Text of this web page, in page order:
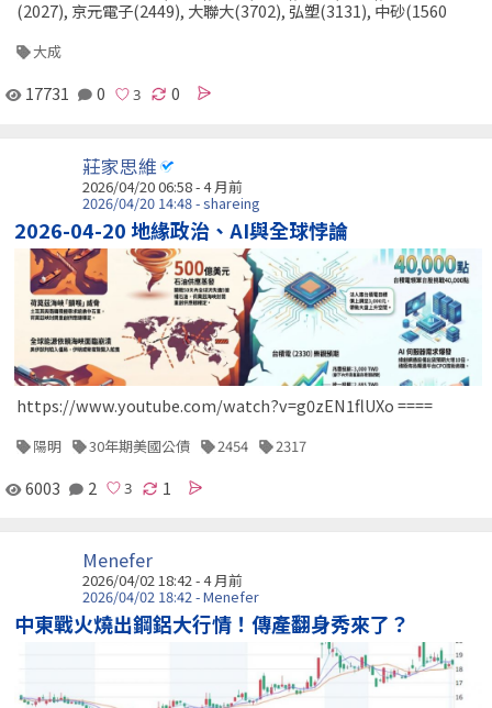
(2027), 京元電子(2449), 大聯大(3702), 弘塑(3131), 中砂(1560
大成
17731 0 0
莊家思維
2026/04/20 06:58 - 4 月前
2026/04/20 14:48 - shareing
2026-04-20 地緣政治、AI與全球悖論
https://www.youtube.com/watch?v=g0zEN1flUXo ====
陽明 30年期美國公債 2454 2317
6003 2 1
Menefer
2026/04/02 18:42 - 4 月前
2026/04/02 18:42 - Menefer
中東戰火燒出鋼鋁大行情！傳產翻身秀來了？